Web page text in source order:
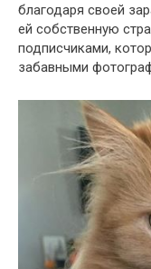
благодаря своей
ей собственную
подписчиками,
забавными